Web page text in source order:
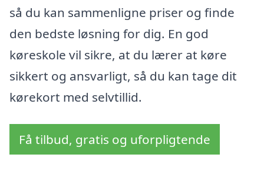
så du kan sammenligne priser og finde
den bedste løsning for dig. En god
køreskole vil sikre, at du lærer at køre
sikkert og ansvarligt, så du kan tage dit
kørekort med selvtillid.
Få tilbud, gratis og uforpligtende